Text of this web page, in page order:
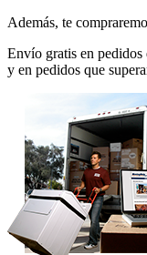
Además, te
Envío gratis en
y en pedidos que